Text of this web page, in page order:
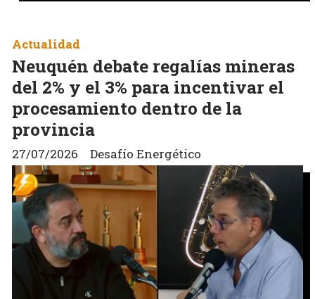
Neuquén debate regalías mineras
del 2% y el 3% para incentivar el
procesamiento dentro de la
provincia
Desafío Energético
Actualidad
27/07/2026